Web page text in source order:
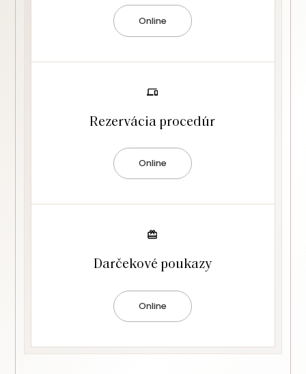
Online
Rezervácia procedúr
Online
Darčekové poukazy
Online